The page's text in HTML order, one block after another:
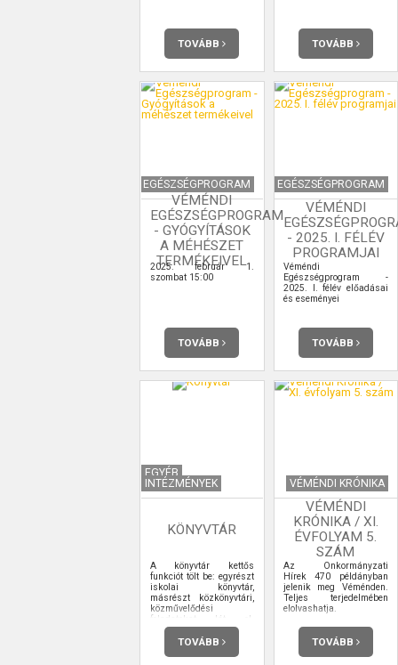
TOVÁBB TOVÁBB
EGÉSZSÉGPROGRAM
VÉMÉNDI
EGÉSZSÉGPROGRAM
- GYÓGYÍTÁSOK
A MÉHÉSZET
TERMÉKEIVEL
2025. február 1.
szombat 15:00
TOVÁBB
EGÉSZSÉGPROGRAM
VÉMÉNDI
- 2025. I. FÉLÉV
PROGRAMJAI
Véméndi
Egészségprogram -
2025. I. félév előadásai
és eseményei
TOVÁBB
EGYÉB
INTÉZMÉNYEK
KÖNYVTÁR
A könyvtár kettős
funkciót tölt be: egyrészt
iskolai könyvtár,
másrészt közkönyvtári,
közművelődési
feladatokat lát el.
Gyűjteményünk úgy
alakítjuk, hogy mindkét
TOVÁBB
VÉMÉNDI KRÓNIKA
VÉMÉNDI
KRÓNIKA / XI.
ÉVFOLYAM 5.
SZÁM
Az Önkormányzati
Hírek 470 példányban
jelenik meg Véménden.
Teljes terjedelmében
elolvashatja.
TOVÁBB